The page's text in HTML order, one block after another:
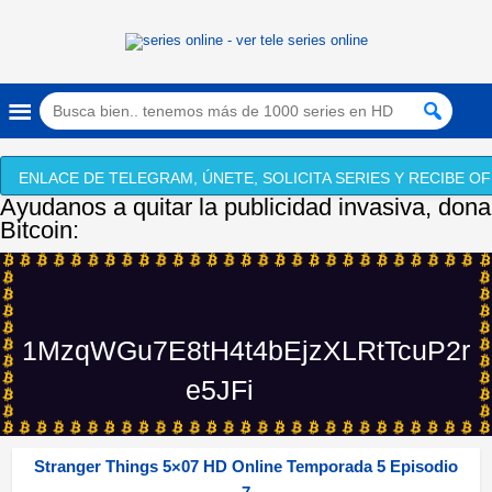
ENLACE DE TELEGRAM, ÚNETE, SOLICITA SERIES Y RECIBE
Ayudanos a quitar la publicidad invasiva, dona
Bitcoin:
1MzqWGu7E8tH4t4bEjzXLRtTcuP2r
e5JFi
Stranger Things 5×07 HD Online Temporada 5 Episodio